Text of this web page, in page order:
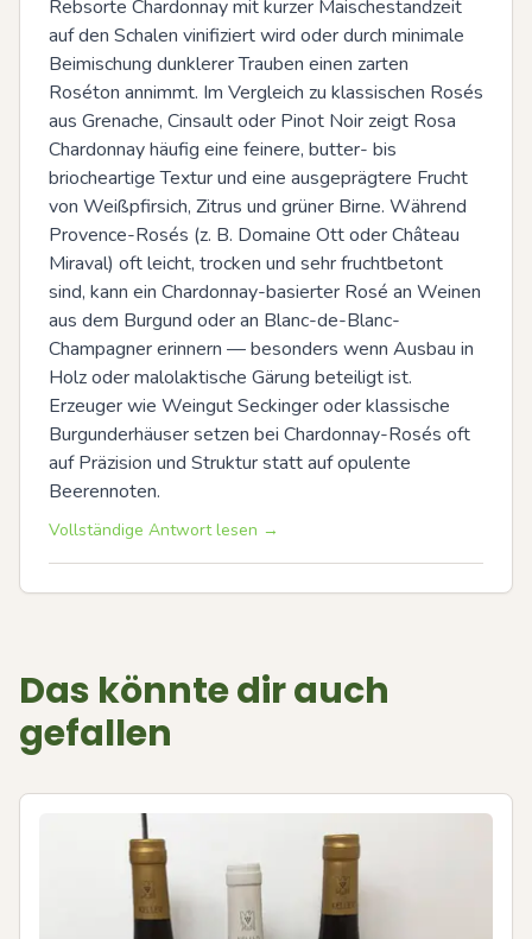
Rebsorte Chardonnay mit kurzer Maischestandzeit
auf den Schalen vinifiziert wird oder durch minimale
Beimischung dunklerer Trauben einen zarten
Roséton annimmt. Im Vergleich zu klassischen Rosés
aus Grenache, Cinsault oder Pinot Noir zeigt Rosa
Chardonnay häufig eine feinere, butter- bis
briocheartige Textur und eine ausgeprägtere Frucht
von Weißpfirsich, Zitrus und grüner Birne. Während
Provence-Rosés (z. B. Domaine Ott oder Château
Miraval) oft leicht, trocken und sehr fruchtbetont
sind, kann ein Chardonnay-basierter Rosé an Weinen
aus dem Burgund oder an Blanc-de-Blanc-
Champagner erinnern — besonders wenn Ausbau in
Holz oder malolaktische Gärung beteiligt ist.
Erzeuger wie Weingut Seckinger oder klassische
Burgunderhäuser setzen bei Chardonnay-Rosés oft
auf Präzision und Struktur statt auf opulente
Beerennoten.
Vollständige Antwort lesen →
Das könnte dir auch
gefallen